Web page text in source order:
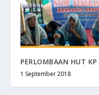
PERLOMBAAN HUT
1 September 2018